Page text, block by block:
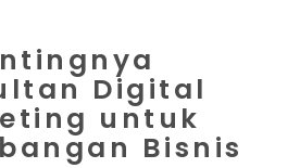
Digital
untuk
Bisnis